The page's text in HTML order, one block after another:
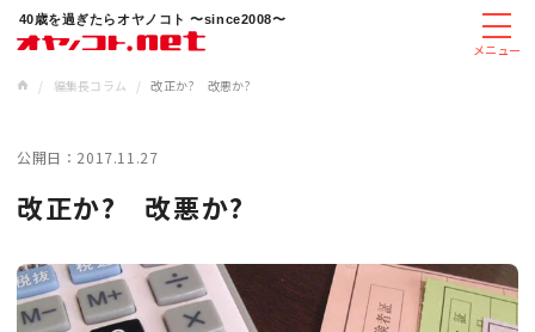
40歳を過ぎたらオヤノコト 〜since2008〜
メニュー
/
編集長コラム / 改正か? 改悪か?
公開日： 2017.11.27
改正か? 改悪か?